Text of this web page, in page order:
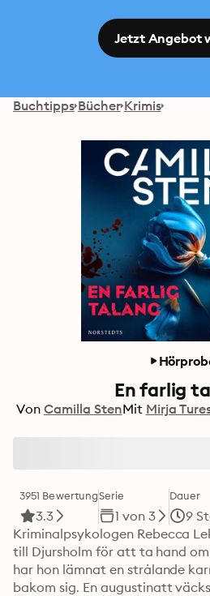
Jetzt Angebot
Buchtipps Bücher Krimis
En farlig
Von Camilla StenMit Mirja
3951 Bewertung
3.3
Serie
1 von 3
Dauer
9
Kriminalpsykologen Rebecca
till Djursholm för att ta hand om
har hon lämnat en strålande
bakom sig. En augustinatt